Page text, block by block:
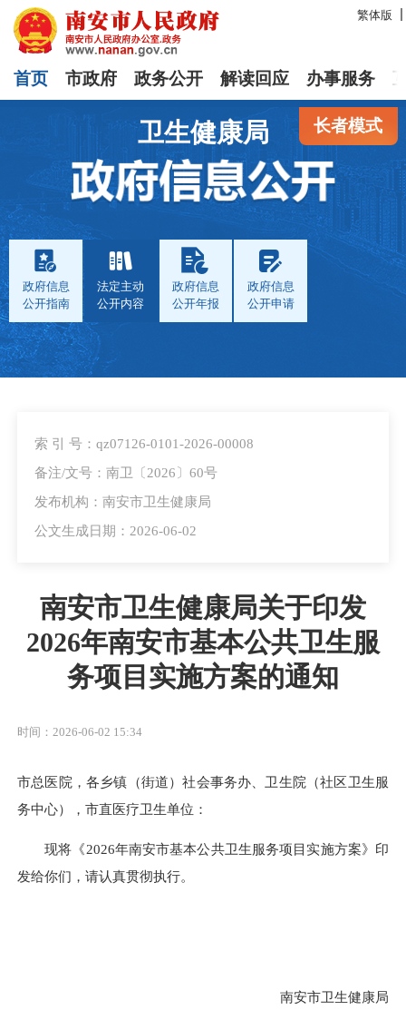
繁体版
首页 市政府 政务公开 解读回应 办事服务
长者模式
卫生健康局
政府信息
公开指南
法定主动
公开内容
政府信息
公开年报
政府信息
公开申请
索 引 号：qz07126-0101-2026-00008
备注/文号：南卫〔2026〕60号
发布机构：南安市卫生健康局
公文生成日期：2026-06-02
南安市卫生健康局关于印发
2026年南安市基本公共卫生服
务项目实施方案的通知
时间：2026-06-02 15:34
市总医院，各乡镇（街道）社会事务办、卫生院（社区卫生服
务中心），市直医疗卫生单位：
现将《2026年南安市基本公共卫生服务项目实施方案》印
发给你们，请认真贯彻执行。
南安市卫生健康局